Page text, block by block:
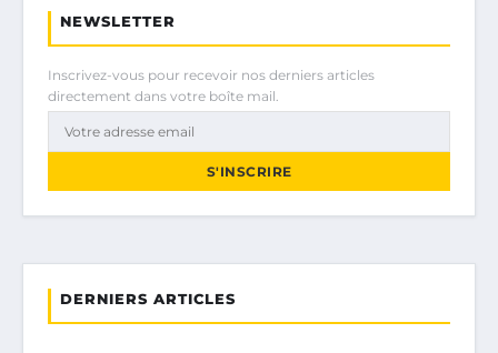
NEWSLETTER
Inscrivez-vous pour recevoir nos derniers articles
directement dans votre boîte mail.
S'INSCRIRE
DERNIERS ARTICLES